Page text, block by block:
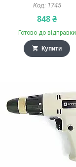
1745
848 ₴
Готово до відправки
Купити